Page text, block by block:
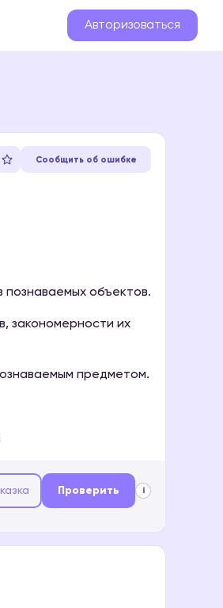
Авторизоваться
Сообщить об ошибке
познаваемых объектов.
закономерности их
предметом.
Проверить i